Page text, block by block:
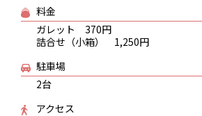
料金
ガレット 370円
詰合せ（小箱） 1,250円
駐車場
2台
アクセス